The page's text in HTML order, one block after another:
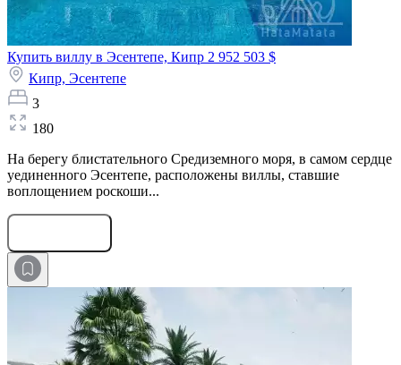
Купить виллу в Эсентепе, Кипр 2 952 503 $
Кипр, Эсентепе
3
180
На берегу блистательного Средиземного моря, в самом сердце
уединенного Эсентепе, расположены виллы, ставшие
воплощением роскоши...